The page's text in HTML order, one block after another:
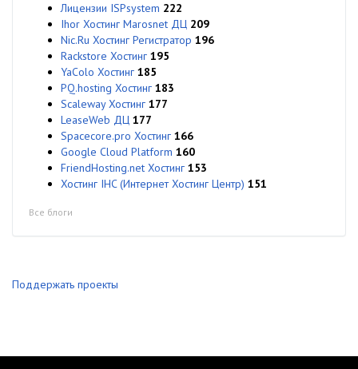
Лицензии ISPsystem 222
Ihor Хостинг Marosnet ДЦ 209
Nic.Ru Хостинг Регистратор 196
Rackstore Хостинг 195
YaColo Хостинг 185
PQ.hosting Хостинг 183
Scaleway Хостинг 177
LeaseWeb ДЦ 177
Spacecore.pro Хостинг 166
Google Cloud Platform 160
FriendHosting.net Хостинг 153
Хостинг IHC (Интернет Хостинг Центр) 151
Все блоги
Поддержать проекты